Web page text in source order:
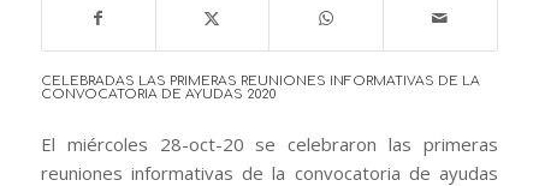
CELEBRADAS LAS PRIMERAS REUNIONES INFORMATIVAS DE LA
CONVOCATORIA DE AYUDAS 2020
El miércoles 28-oct-20 se celebraron las primeras
reuniones informativas de la convocatoria de ayudas